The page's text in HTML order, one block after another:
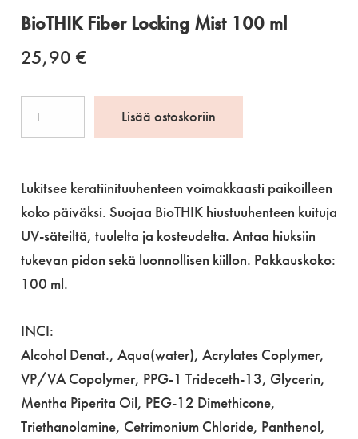
BioTHIK Fiber Locking Mist 100 ml
25,90 €
Mist
100
ml
määrä
Lisää ostoskoriin
Lukitsee keratiinituuhenteen voimakkaasti paikoilleen
koko päiväksi. Suojaa BioTHIK hiustuuhenteen kuituja
UV-säteiltä, tuulelta ja kosteudelta. Antaa hiuksiin
tukevan pidon sekä luonnollisen kiillon. Pakkauskoko:
100 ml.
INCI:
Alcohol Denat., Aqua(water), Acrylates Coplymer,
VP/VA Copolymer, PPG-1 Trideceth-13, Glycerin,
Mentha Piperita Oil, PEG-12 Dimethicone,
Triethanolamine, Cetrimonium Chloride, Panthenol,